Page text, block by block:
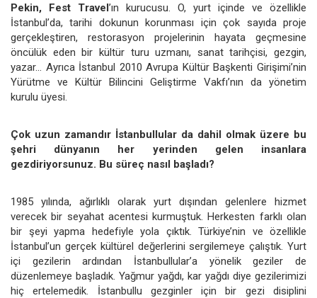
Pekin, Fest Travel’ın kurucusu. O, yurt içinde ve özellikle
İstanbul’da, tarihi dokunun korunması için çok sayıda proje
gerçekleştiren, restorasyon projelerinin hayata geçmesine
öncülük eden bir kültür turu uzmanı, sanat tarihçisi, gezgin,
yazar... Ayrıca İstanbul 2010 Avrupa Kültür Başkenti Girişimi’nin
Yürütme ve Kültür Bilincini Geliştirme Vakfı’nın da yönetim
kurulu üyesi.
Çok uzun zamandır İstanbullular da dahil olmak üzere bu
şehri dünyanın her yerinden gelen insanlara
gezdiriyorsunuz. Bu süreç nasıl başladı?
1985 yılında, ağırlıklı olarak yurt dışından gelenlere hizmet
verecek bir seyahat acentesi kurmuştuk. Herkesten farklı olan
bir şeyi yapma hedefiyle yola çıktık. Türkiye’nin ve özellikle
İstanbul’un gerçek kültürel değerlerini sergilemeye çalıştık. Yurt
içi gezilerin ardından İstanbullular’a yönelik geziler de
düzenlemeye başladık. Yağmur yağdı, kar yağdı diye gezilerimizi
hiç ertelemedik. İstanbullu gezginler için bir gezi disiplini